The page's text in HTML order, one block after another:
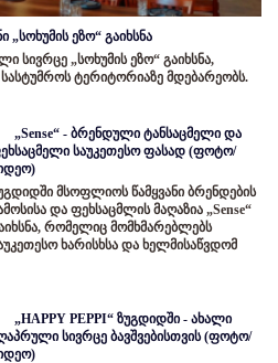
ეზო“ გაიხსნა
სივრცე „სოხუმის ეზო“ გაიხსნა,
ტერიტორიაზე მდებარეობს.
„Sense“ - ბრენდული ტანსაცმელი და
საუკეთესო ფასად (ფოტო/
მსოფლიოს წამყვანი ბრენდების
და ფეხსაცმლის მაღაზია „Sense“
რომელიც მომხმარებლებს
ხარისხსა და ხელმისაწვდომ
„HAPPY PEPPI“ ზუგდიდში - ახალი
სივრცე ბავშვებისთვის (ფოტო/